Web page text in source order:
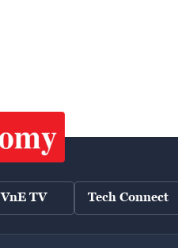
VnE TV Tech Connect